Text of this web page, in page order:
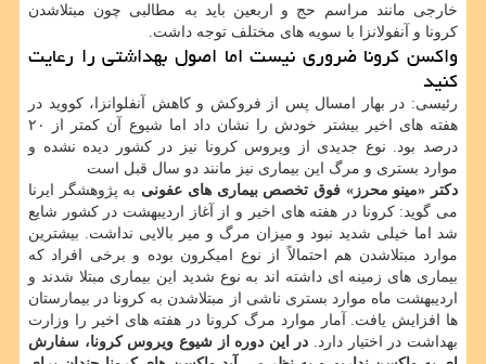
خارجی مانند مراسم حج و اربعین باید به مطالبی چون مبتلاشدن
کرونا و آنفولانزا با سویه های مختلف توجه داشت.
واکسن کرونا ضروری نیست اما اصول بهداشتی را رعایت
کنید
رئیسی: در بهار امسال پس از فروکش و کاهش آنفلوانزا، کووید در
هفته های اخیر بیشتر خودش را نشان داد اما شیوع آن کمتر از ۲۰
درصد بود. نوع جدیدی از ویروس کرونا نیز در کشور دیده نشده و
موارد بستری و مرگ این بیماری نیز مانند دو سال قبل است
دکتر «مینو محرز» فوق تخصص بیماری های عفونی به پژوهشگر ایرنا
می گوید: کرونا در هفته های اخیر و از آغاز اردیبهشت در کشور شایع
شد اما خیلی شدید نبود و میزان مرگ و میر بالایی نداشت. بیشترین
موارد مبتلاشدن هم احتمالاً از نوع امیکرون بوده و برخی افراد که
بیماری های زمینه ای داشته اند به نوع شدید این بیماری مبتلا شدند و
اردیبهشت ماه موارد بستری ناشی از مبتلاشدن به کرونا در بیمارستان
ها افزایش یافت. آمار موارد مرگ کرونا در هفته های اخیر را وزارت
بهداشت در اختیار دارد. در این دوره از شیوع ویروس کرونا، سفارش